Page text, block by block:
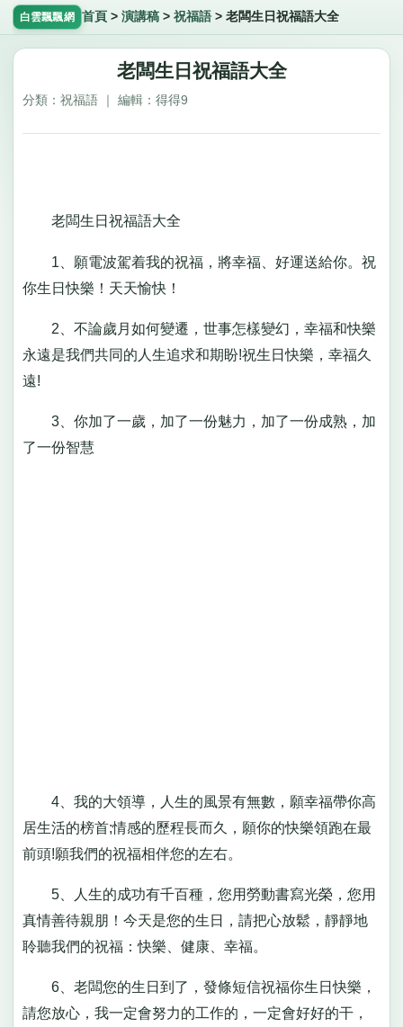
白雲飄飄網 首頁 > 演講稿> 祝福語> 老闆生日祝福語大全
老闆生日祝福語大全
分類：祝福語 ｜ 編輯：得得9
老闆生日祝福語大全
1、願電波駕着我的祝福，將幸福、好運送給你。祝
你生日快樂！天天愉快！
2、不論歲月如何變遷，世事怎樣變幻，幸福和快樂
永遠是我們共同的人生追求和期盼!祝生日快樂，幸福久
遠!
3、你加了一歲，加了一份魅力，加了一份成熟，加
了一份智慧
4、我的大領導，人生的風景有無數，願幸福帶你高
居生活的榜首;情感的歷程長而久，願你的快樂領跑在最
前頭!願我們的祝福相伴您的左右。
5、人生的成功有千百種，您用勞動書寫光榮，您用
真情善待親朋！今天是您的生日，請把心放鬆，靜靜地
聆聽我們的祝福：快樂、健康、幸福。
6、老闆您的生日到了，發條短信祝福你生日快樂，
請您放心，我一定會努力的工作的，一定會好好的干，